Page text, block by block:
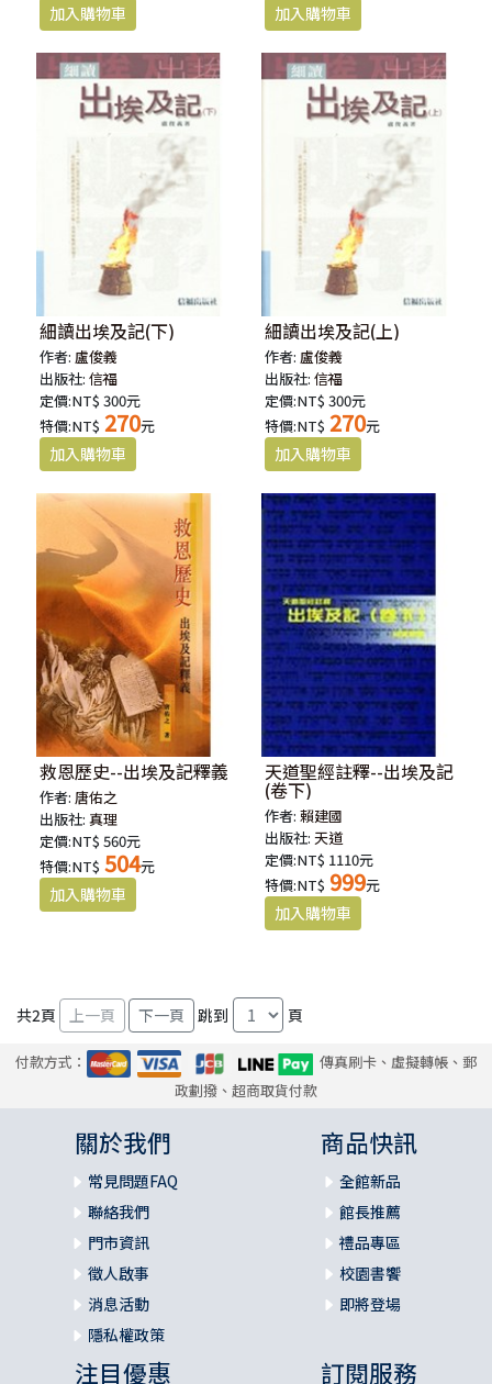
細讀出埃及記(下)
作者:盧俊義
出版社:信福
定價:NT$ 300元
特價:NT$ 270元
細讀出埃及記(上)
作者:盧俊義
出版社:信福
定價:NT$ 300元
特價:NT$ 270元
救恩歷史--出埃及記釋義
作者:唐佑之
出版社:真理
定價:NT$ 560元
特價:NT$ 504元
天道聖經註釋--出埃及記
(卷下)
作者:賴建國
出版社:天道
定價:NT$ 1110元
特價:NT$ 999元
共2頁 跳到 頁
付款方式：
傳真刷卡、虛擬轉帳、郵
政劃撥、超商取貨付款
關於我們
常見問題FAQ
聯絡我們
門市資訊
徵人啟事
消息活動
隱私權政策
商品快訊
全館新品
館長推薦
禮品專區
校園書饗
即將登場
注目優惠 訂閱服務